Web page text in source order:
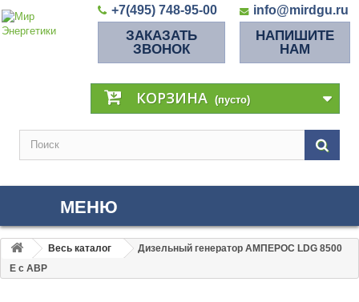
+7(495) 748-95-00 info@mirdgu.ru
ЗАКАЗАТЬ
ЗВОНОК
НАПИШИТЕ
НАМ
КОРЗИНА (пусто)
МЕНЮ
Весь каталог
Дизельный генератор АМПЕРОС LDG 8500
E с АВР